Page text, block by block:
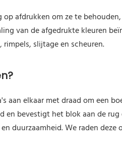
afdrukken om ze te
van de afgedrukte kleuren
slijtage en scheuren.
elkaar met draad om een
bevestigt het blok aan de
duurzaamheid. We raden